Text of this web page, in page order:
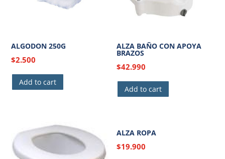
ALGODON 250G
$2.500
Add to cart
ALZA BAÑO CON APOYA
BRAZOS
$42.990
Add to cart
ALZA ROPA
$19.900